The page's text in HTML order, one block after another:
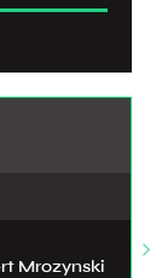
Mrozynski